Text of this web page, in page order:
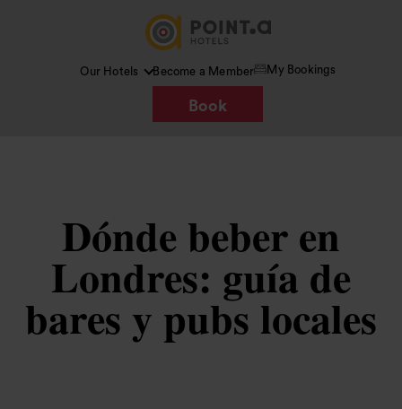
Our Hotels Become a Member My Bookings
Book
Dónde beber en
Londres: guía de
bares y pubs locales